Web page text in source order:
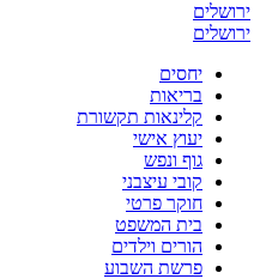
ירושלים
ירושלים
יחסים
בריאות
קלינאות תקשורת
יעוץ אישי
גוף ונפש
קובי עיצבני
חוקר פרטי
בית המשפט
הורים וילדים
פרשת השבוע